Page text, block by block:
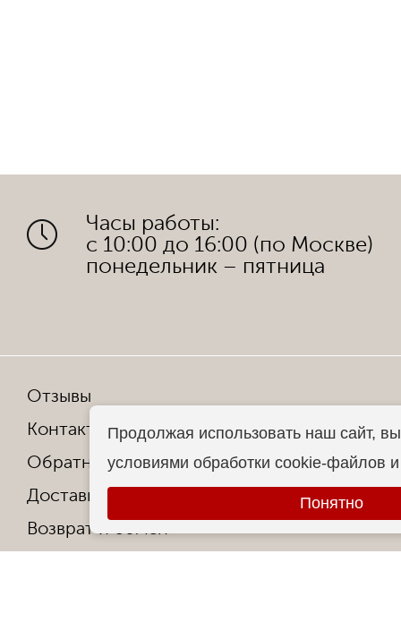
Часы работы:
с 10:00 до 16:00 (по Москве)
понедельник – пятница
Отзывы
Контакты
Обратная связь
Доставка и оплата
Возврат и обмен
Продолжая использовать наш сайт,
условиями обработки cookie-файлов
Понятно